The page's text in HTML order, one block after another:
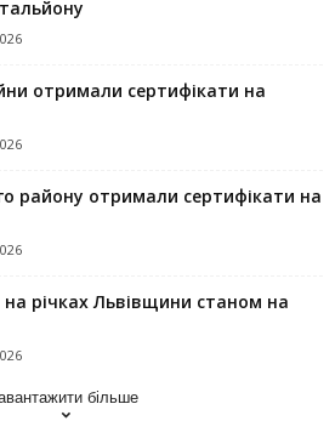
отримали сертифікати на
району отримали сертифікати на
на річках Львівщини станом на
більше